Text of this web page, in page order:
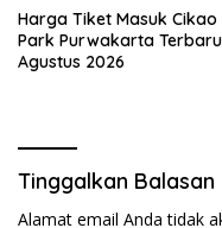
Harga Tiket Masuk Cikao
Park Purwakarta Terbaru
Agustus 2026
Tinggalkan Balasan
Alamat email Anda tidak